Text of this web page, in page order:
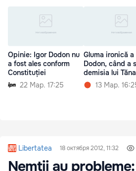
Opinie: Igor Dodon nu
a fost ales conform
Constituției
22 Мар. 17:25
Gluma ironică a
Dodon, când a
demisia lui
13 Мар.
Libertatea 18 октября 2012, 11:32
Nemţii au